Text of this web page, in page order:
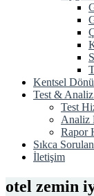
Kentsel
Test &
Test
Analiz
Rapor
Sıkca
İletişim
otel zemin